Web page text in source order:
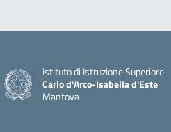
Istituto di Istruzione Superiore
Carlo d'Arco-Isabella d'Este
Mantova